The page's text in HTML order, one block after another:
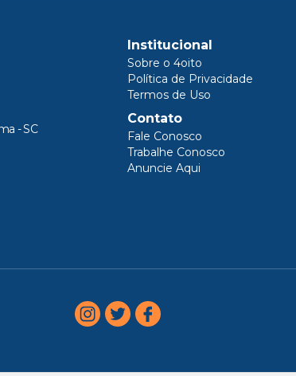
- SC
Institucional
Sobre o 4oito
Política de Privacidade
Termos de Uso
Contato
Fale Conosco
Trabalhe Conosco
Anuncie Aqui